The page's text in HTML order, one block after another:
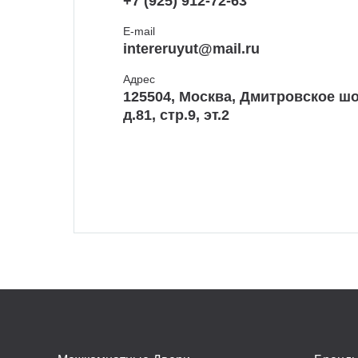
E-mail
intereruyut@mail.ru
Адрес
125504, Москва, Дмитровское
д.81, стр.9, эт.2